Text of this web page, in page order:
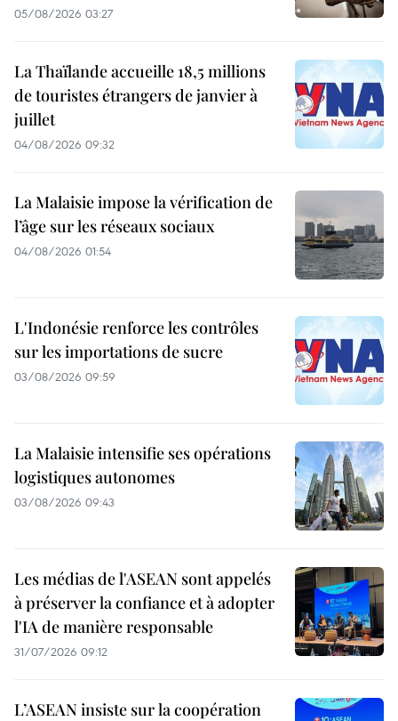
05/08/2026 03:27
La Thaïlande accueille 18,5 millions
de touristes étrangers de janvier à
juillet
04/08/2026 09:32
La Malaisie impose la vérification de
l’âge sur les réseaux sociaux
04/08/2026 01:54
L'Indonésie renforce les contrôles
sur les importations de sucre
03/08/2026 09:59
La Malaisie intensifie ses opérations
logistiques autonomes
03/08/2026 09:43
Les médias de l'ASEAN sont appelés
à préserver la confiance et à adopter
l'IA de manière responsable
31/07/2026 09:12
L’ASEAN insiste sur la coopération